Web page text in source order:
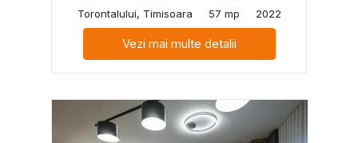
Torontalului, Timisoara
57 mp 2022
Vezi mai multe detalii